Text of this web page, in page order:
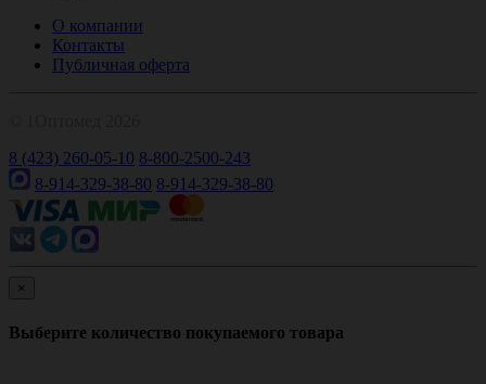
О компании
Контакты
Публичная оферта
8 (423) 260-05-10 8-800-2500-243
8-914-329-38-80 8-914-329-38-80
×
Выберите количество покупаемого товара